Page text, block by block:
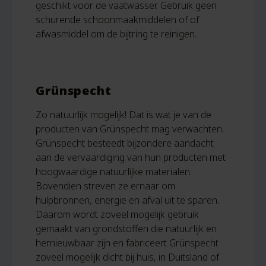
geschikt voor de vaatwasser. Gebruik geen
schurende schoonmaakmiddelen of of
afwasmiddel om de bijtring te reinigen.
Grünspecht
Zo natuurlijk mogelijk! Dat is wat je van de
producten van Grünspecht mag verwachten.
Grünspecht besteedt bijzondere aandacht
aan de vervaardiging van hun producten met
hoogwaardige natuurlijke materialen.
Bovendien streven ze ernaar om
hulpbronnen, energie en afval uit te sparen.
Daarom wordt zoveel mogelijk gebruik
gemaakt van grondstoffen die natuurlijk en
hernieuwbaar zijn en fabriceert Grünspecht
zoveel mogelijk dicht bij huis, in Duitsland of